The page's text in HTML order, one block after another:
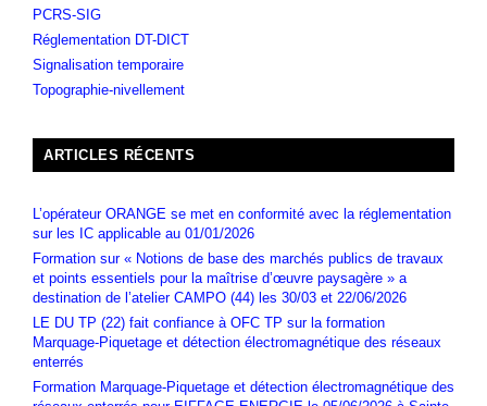
PCRS-SIG
Réglementation DT-DICT
Signalisation temporaire
Topographie-nivellement
ARTICLES RÉCENTS
L’opérateur ORANGE se met en conformité avec la réglementation
sur les IC applicable au 01/01/2026
Formation sur « Notions de base des marchés publics de travaux
et points essentiels pour la maîtrise d’œuvre paysagère » a
destination de l’atelier CAMPO (44) les 30/03 et 22/06/2026
LE DU TP (22) fait confiance à OFC TP sur la formation
Marquage-Piquetage et détection électromagnétique des réseaux
enterrés
Formation Marquage-Piquetage et détection électromagnétique des